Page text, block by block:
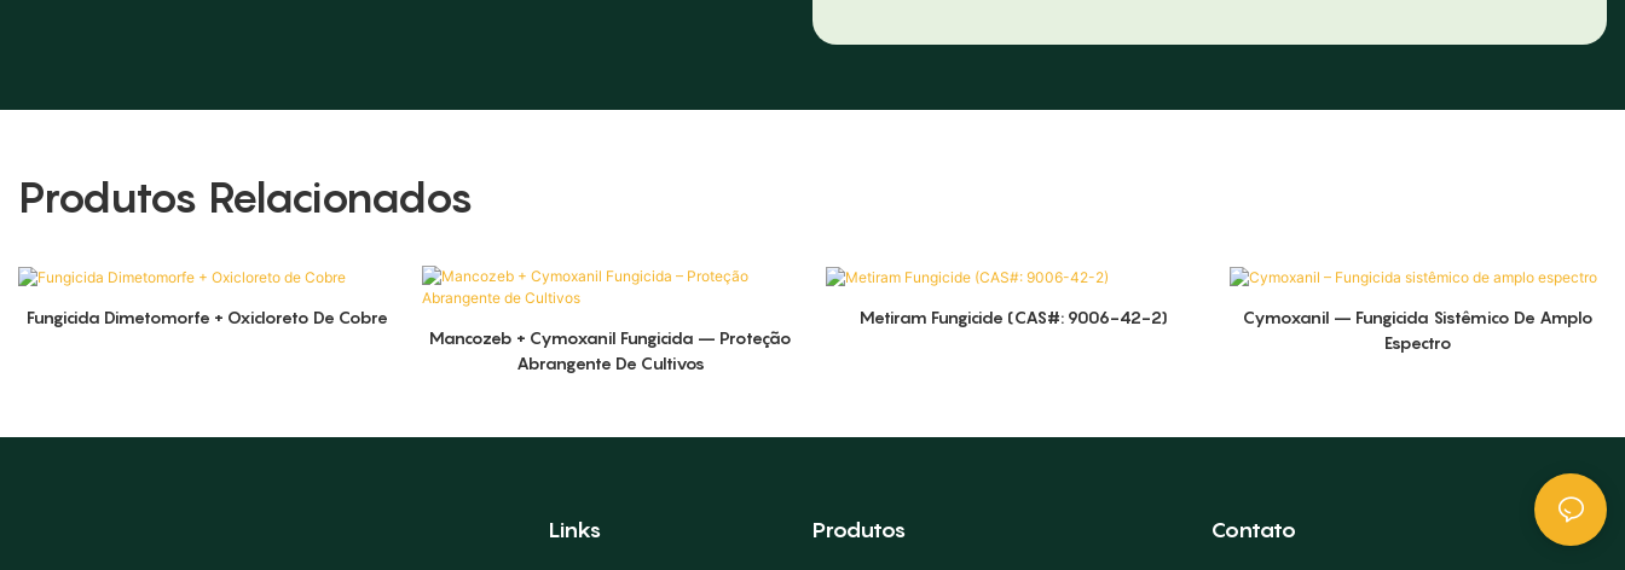
Produtos Relacionados
Fungicida Dimetomorfe + Oxicloreto De Cobre
Mancozeb + Cymoxanil Fungicida – Proteção
Abrangente De Cultivos
Metiram Fungicide (CAS#: 9006-42-2)
Cymoxanil – Fungicida Sistêmico De Amplo
Espectro
Links Produtos Contato